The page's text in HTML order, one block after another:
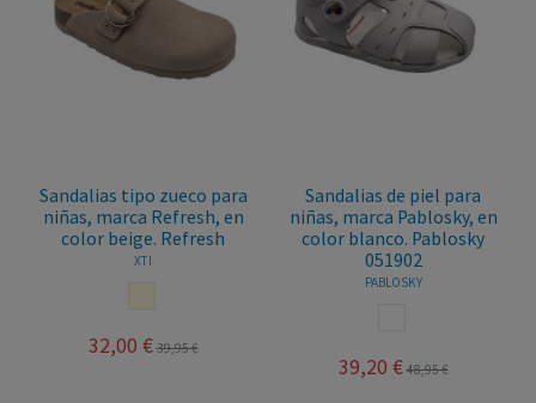
Sandalias tipo zueco para
niñas, marca Refresh, en
color beige. Refresh
XTI
32,00 € 39,95 €
Sandalias de piel para
niñas, marca Pablosky, en
color blanco. Pablosky
051902
PABLOSKY
39,20 € 48,95 €